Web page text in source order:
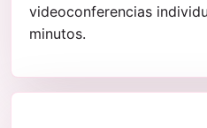
videoconferencias
minutos.